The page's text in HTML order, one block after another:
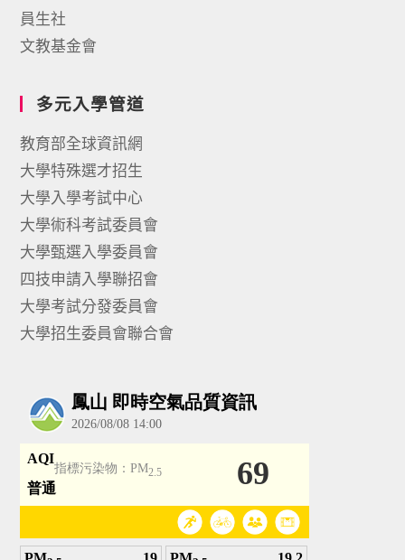
員生社
文教基金會
多元入學管道
教育部全球資訊網
大學特殊選才招生
大學入學考試中心
大學術科考試委員會
大學甄選入學委員會
四技申請入學聯招會
大學考試分發委員會
大學招生委員會聯合會